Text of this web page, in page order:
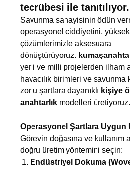
tecrübesi ile tanıtılıyor.
Savunma sanayisinin ödün
operasyonel ciddiyetini,
çözümlerimizle aksesuara
dönüştürüyoruz.
yerli ve milli projelerden ilham
havacılık birimleri ve savunma
zorlu şartlara dayanıklı kişiye
anahtarlık modelleri üretiyoruz.
Operasyonel Şartlara Uygun
Görevin doğasına ve kullanım
doğru üretim yöntemini seçin:
Endüstriyel Dokuma